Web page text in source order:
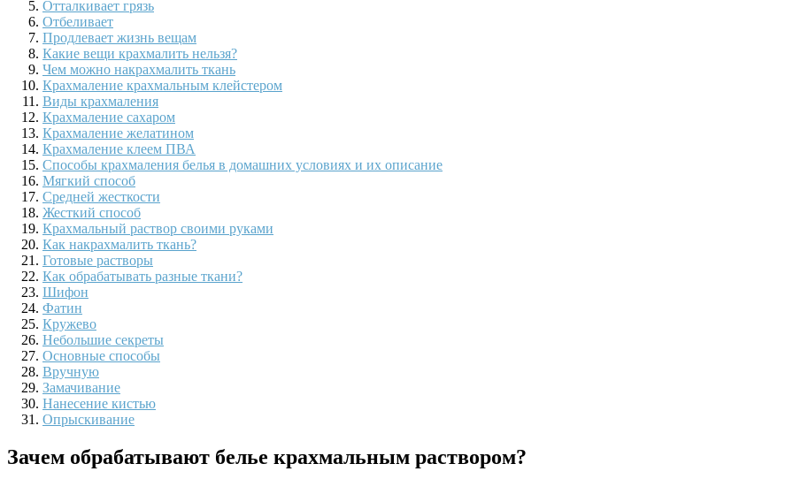
Отталкивает грязь
Отбеливает
Продлевает жизнь вещам
Какие вещи крахмалить нельзя?
Чем можно накрахмалить ткань
Крахмаление крахмальным клейстером
Виды крахмаления
Крахмаление сахаром
Крахмаление желатином
Крахмаление клеем ПВА
Способы крахмаления белья в домашних условиях и их описание
Мягкий способ
Средней жесткости
Жесткий способ
Крахмальный раствор своими руками
Как накрахмалить ткань?
Готовые растворы
Как обрабатывать разные ткани?
Шифон
Фатин
Кружево
Небольшие секреты
Основные способы
Вручную
Замачивание
Нанесение кистью
Опрыскивание
Зачем обрабатывают белье крахмальным раствором?